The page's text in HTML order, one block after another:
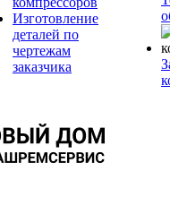
Изготовление
деталей по
чертежам
заказчика